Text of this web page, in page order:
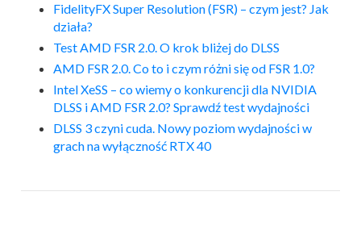
FidelityFX Super Resolution (FSR) – czym jest? Jak
działa?
Test AMD FSR 2.0. O krok bliżej do DLSS
AMD FSR 2.0. Co to i czym różni się od FSR 1.0?
Intel XeSS – co wiemy o konkurencji dla NVIDIA
DLSS i AMD FSR 2.0? Sprawdź test wydajności
DLSS 3 czyni cuda. Nowy poziom wydajności w
grach na wyłączność RTX 40